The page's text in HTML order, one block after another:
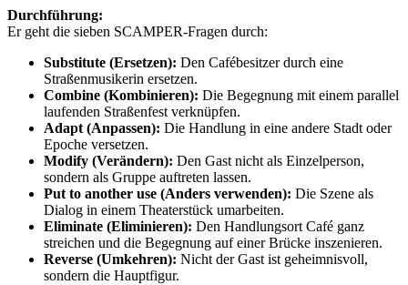
Durchführung:
Er geht die sieben SCAMPER-Fragen durch:
Substitute (Ersetzen): Den Cafébesitzer durch eine
Straßenmusikerin ersetzen.
Combine (Kombinieren): Die Begegnung mit einem parallel
laufenden Straßenfest verknüpfen.
Adapt (Anpassen): Die Handlung in eine andere Stadt oder
Epoche versetzen.
Modify (Verändern): Den Gast nicht als Einzelperson,
sondern als Gruppe auftreten lassen.
Put to another use (Anders verwenden): Die Szene als
Dialog in einem Theaterstück umarbeiten.
Eliminate (Eliminieren): Den Handlungsort Café ganz
streichen und die Begegnung auf einer Brücke inszenieren.
Reverse (Umkehren): Nicht der Gast ist geheimnisvoll,
sondern die Hauptfigur.